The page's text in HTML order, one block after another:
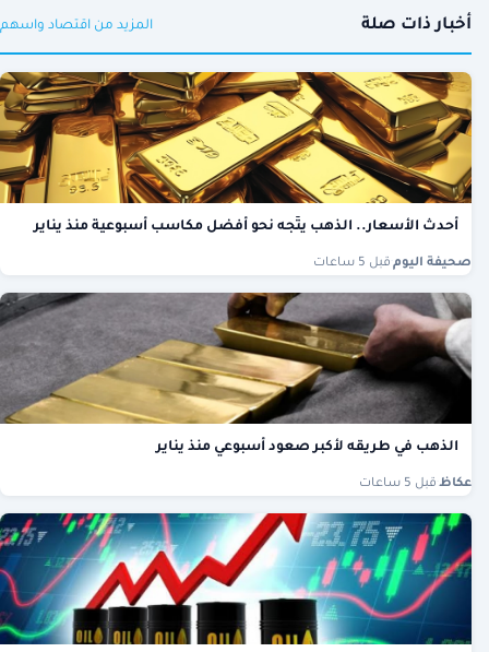
أخبار ذات صلة المزيد من اقتصاد واسهم
أحدث الأسعار.. الذهب يتّجه نحو أفضل مكاسب أسبوعية منذ يناير
صحيفة اليوم قبل 5 ساعات
الذهب في طريقه لأكبر صعود أسبوعي منذ يناير
عكاظ قبل 5 ساعات